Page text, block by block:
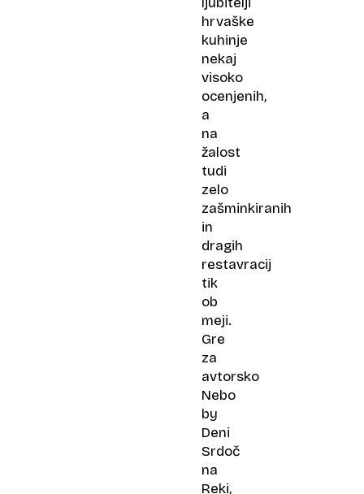
hrvaške
kuhinje
nekaj
visoko
ocenjenih,
a
na
žalost
tudi
zelo
zašminkiranih
in
dragih
restavracij
tik
ob
meji.
Gre
za
avtorsko
Nebo
by
Deni
Srdoč
na
Reki,